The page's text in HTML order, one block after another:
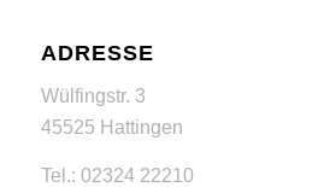
ADRESSE
Wülfingstr. 3
45525 Hattingen
Tel.: 02324 22210